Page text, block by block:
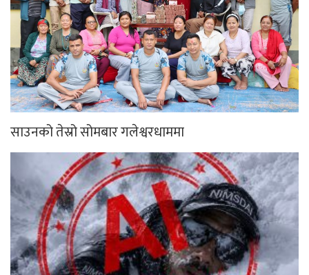
साउनको तेस्रो सोमबार गलेश्वरधाममा